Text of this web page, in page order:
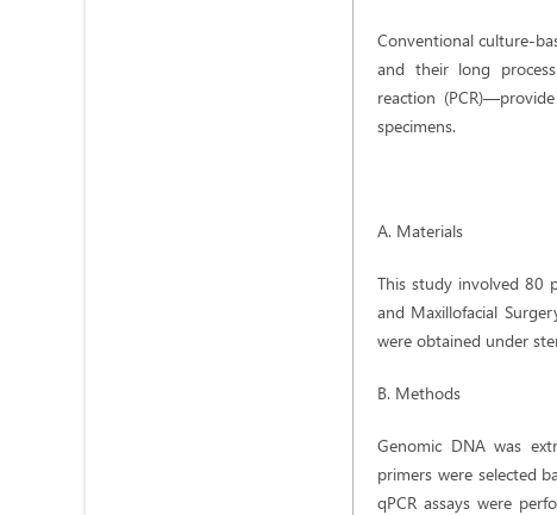
Conventional culture-
and their long
reaction
specimens.
A. Materials
This study involved 80
and Maxillofacial
were obtained under
B. Methods
Genomic DNA was
primers were selected
qPCR assays were